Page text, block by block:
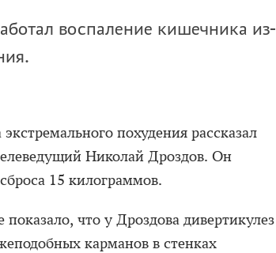
воспаление кишечника из-
похудения рассказал
Николай Дроздов. Он
15 килограммов.
что у Дроздова дивертикулез
карманов в стенках